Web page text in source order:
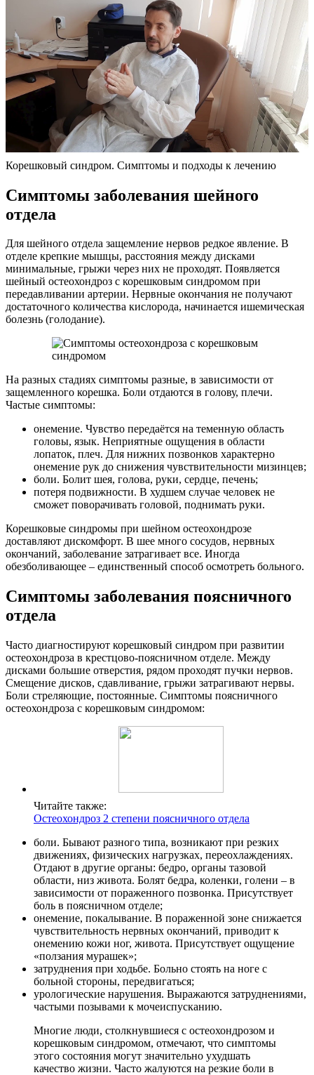
Корешковый синдром. Симптомы и подходы к лечению
Симптомы заболевания шейного
отдела
Для шейного отдела защемление нервов редкое явление. В
отделе крепкие мышцы, расстояния между дисками
минимальные, грыжи через них не проходят. Появляется
шейный остеохондроз с корешковым синдромом при
передавливании артерии. Нервные окончания не получают
достаточного количества кислорода, начинается ишемическая
болезнь (голодание).
На разных стадиях симптомы разные, в зависимости от
защемленного корешка. Боли отдаются в голову, плечи.
Частые симптомы:
онемение. Чувство передаётся на теменную область
головы, язык. Неприятные ощущения в области
лопаток, плеч. Для нижних позвонков характерно
онемение рук до снижения чувствительности мизинцев;
боли. Болит шея, голова, руки, сердце, печень;
потеря подвижности. В худшем случае человек не
сможет поворачивать головой, поднимать руки.
Корешковые синдромы при шейном остеохондрозе
доставляют дискомфорт. В шее много сосудов, нервных
окончаний, заболевание затрагивает все. Иногда
обезболивающее – единственный способ осмотреть больного.
Симптомы заболевания поясничного
отдела
Часто диагностируют корешковый синдром при развитии
остеохондроза в крестцово-поясничном отделе. Между
дисками большие отверстия, рядом проходят пучки нервов.
Смещение дисков, сдавливание, грыжи затрагивают нервы.
Боли стреляющие, постоянные. Симптомы поясничного
остеохондроза с корешковым синдромом:
Читайте также:
Остеохондроз 2 степени поясничного отдела
боли. Бывают разного типа, возникают при резких
движениях, физических нагрузках, переохлаждениях.
Отдают в другие органы: бедро, органы тазовой
области, низ живота. Болят бедра, коленки, голени – в
зависимости от пораженного позвонка. Присутствует
боль в поясничном отделе;
онемение, покалывание. В пораженной зоне снижается
чувствительность нервных окончаний, приводит к
онемению кожи ног, живота. Присутствует ощущение
«ползания мурашек»;
затруднения при ходьбе. Больно стоять на ноге с
больной стороны, передвигаться;
урологические нарушения. Выражаются затруднениями,
частыми позывами к мочеиспусканию.
Многие люди, столкнувшиеся с остеохондрозом и
корешковым синдромом, отмечают, что симптомы
этого состояния могут значительно ухудшать
качество жизни. Часто жалуются на резкие боли в